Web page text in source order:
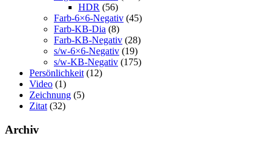
HDR (56)
Farb-6×6-Negativ (45)
Farb-KB-Dia (8)
Farb-KB-Negativ (28)
s/w-6×6-Negativ (19)
s/w-KB-Negativ (175)
Persönlichkeit (12)
Video (1)
Zeichnung (5)
Zitat (32)
Archiv